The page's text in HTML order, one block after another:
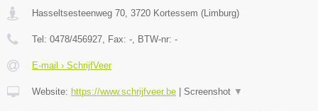
Hasseltsesteenweg 70, 3720 Kortessem (Limburg)
Tel: 0478/456927, Fax: -, BTW-nr: -
E-mail › SchrijfVeer
Website: https://www.schrijfveer.be Screenshot ▼